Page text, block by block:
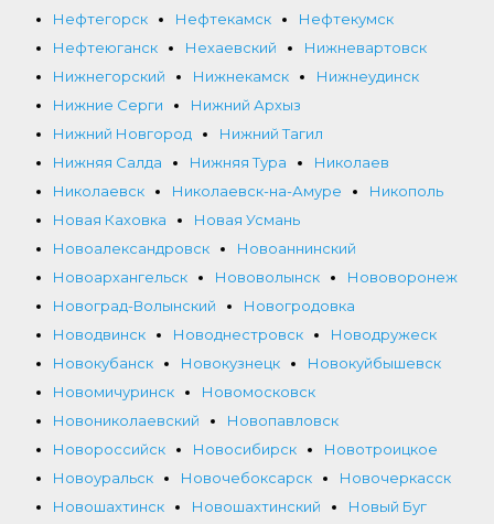
Нефтегорск
Нефтекамск
Нефтекумск
Нефтеюганск
Нехаевский
Нижневартовск
Нижнегорский
Нижнекамск
Нижнеудинск
Нижние Серги
Нижний Архыз
Нижний Новгород
Нижний Тагил
Нижняя Салда
Нижняя Тура
Николаев
Николаевск
Николаевск-на-Амуре
Никополь
Новая Каховка
Новая Усмань
Новоалександровск
Новоаннинский
Новоархангельск
Нововолынск
Нововоронеж
Новоград-Волынский
Новогродовка
Новодвинск
Новоднестровск
Новодружеск
Новокубанск
Новокузнецк
Новокуйбышевск
Новомичуринск
Новомосковск
Новониколаевский
Новопавловск
Новороссийск
Новосибирск
Новотроицкое
Новоуральск
Новочебоксарск
Новочеркасск
Новошахтинск
Новошахтинский
Новый Буг